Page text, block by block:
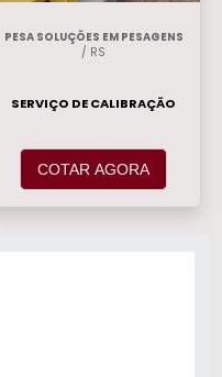
PESA SOLUÇÕES EM PESAGENS
/ RS
SERVIÇO DE CALIBRAÇÃO
COTAR AGORA